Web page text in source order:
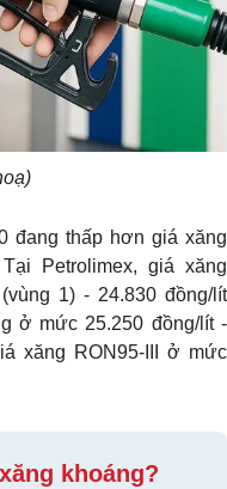
đang thấp hơn giá xăng
Petrolimex, giá xăng
1) - 24.830 đồng/lít
ở mức 25.250 đồng/lít -
xăng RON95-III ở mức
khoáng?